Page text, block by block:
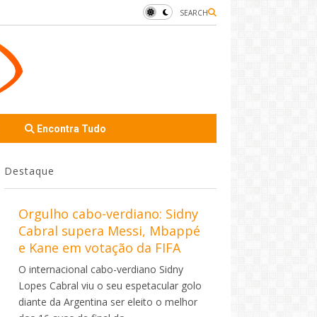
SEARCH
Encontra Tudo
Destaque
Orgulho cabo-verdiano: Sidny
Cabral supera Messi, Mbappé
e Kane em votação da FIFA
O internacional cabo-verdiano Sidny
Lopes Cabral viu o seu espetacular golo
diante da Argentina ser eleito o melhor